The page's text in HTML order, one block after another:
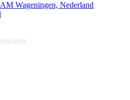
Wageningen, Nederland